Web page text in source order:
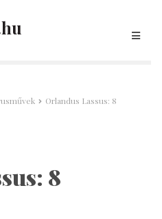
Orlandus Lassus: 8
8